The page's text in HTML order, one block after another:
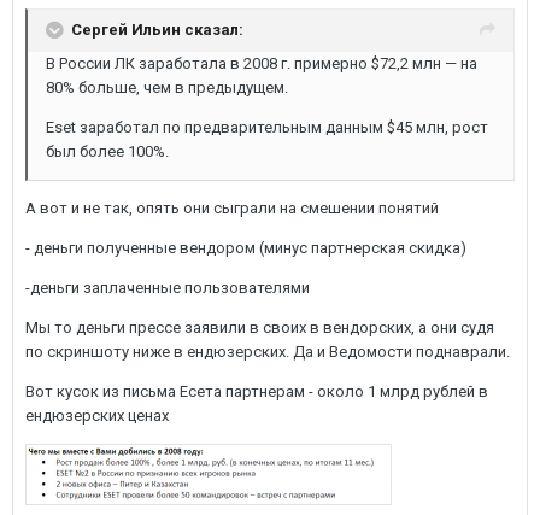
Сергей Ильин сказал:
В России ЛК заработала в 2008 г. примерно $72,2 млн — на
80% больше, чем в предыдущем.
Eset заработал по предварительным данным $45 млн, рост
был более 100%.
А вот и не так, опять они сыграли на смешении понятий
- деньги полученные вендором (минус партнерская скидка)
-деньги заплаченные пользователями
Мы то деньги прессе заявили в своих в вендорских, а они судя
по скриншоту ниже в ендюзерских. Да и Ведомости поднаврали.
Вот кусок из письма Есета партнерам - около 1 млрд рублей в
ендюзерских ценах